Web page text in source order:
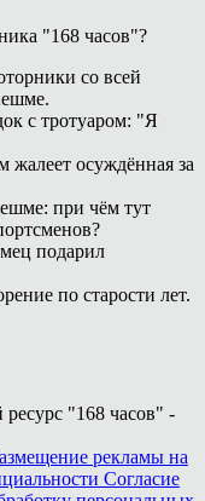
"168 часов"?
со всей
с тротуаром: "Я
осуждённая за
при чём тут
подарил
по старости лет.
"168 часов" -
рекламы на
Согласие